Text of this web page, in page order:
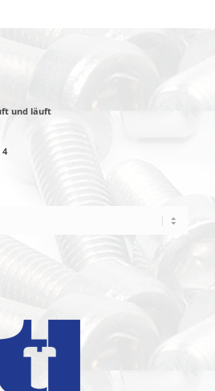
und läuft